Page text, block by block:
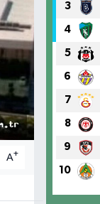
A+
3
4
5
6
7
8
9
10